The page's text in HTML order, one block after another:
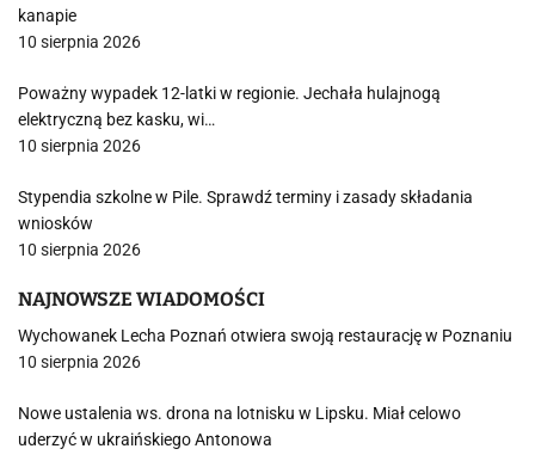
kanapie
10 sierpnia 2026
Poważny wypadek 12-latki w regionie. Jechała hulajnogą
elektryczną bez kasku, wi…
10 sierpnia 2026
Stypendia szkolne w Pile. Sprawdź terminy i zasady składania
wniosków
10 sierpnia 2026
NAJNOWSZE WIADOMOŚCI
Wychowanek Lecha Poznań otwiera swoją restaurację w Poznaniu
10 sierpnia 2026
Nowe ustalenia ws. drona na lotnisku w Lipsku. Miał celowo
uderzyć w ukraińskiego Antonowa